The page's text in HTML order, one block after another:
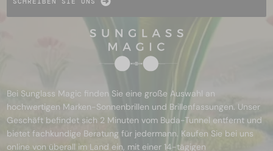
Bei Sunglass Magic finden Sie eine große Auswahl an
hochwertigen Marken-Sonnenbrillen und Brillenfassungen. Unser
Geschäft befindet sich 2 Minuten vom Buda-Tunnel entfernt und
bietet fachkundige Beratung für jedermann. Kaufen Sie bei uns
online von überall im Land ein, mit einer 14-tägigen